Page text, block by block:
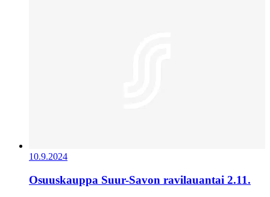
10.9.2024
Osuuskauppa Suur-Savon ravilauantai 2.11.